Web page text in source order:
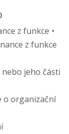
z funkce
z funkce
jeho části
o organizační